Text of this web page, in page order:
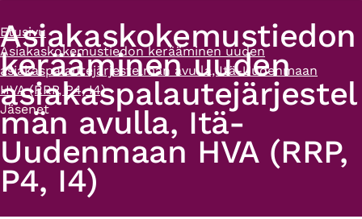
Murupolku
Etusivu
Asiakaskokemustiedon kerääminen uuden
asiakaspalautejärjestelmän avulla, Itä-Uudenmaan
HVA (RRP, P4, I4)
Jäsenet
Asiakaskokemustiedon
kerääminen uuden
asiakaspalautejärjestel
män avulla, Itä-
Uudenmaan HVA (RRP,
P4, I4)